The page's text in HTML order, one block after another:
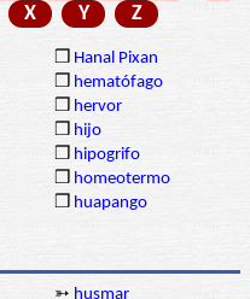
X Y Z
❒ Hanal Pixan
❒ hematófago
❒ hervor
❒ hijo
❒ hipogrifo
❒ homeotermo
❒ huapango
➳ husmar